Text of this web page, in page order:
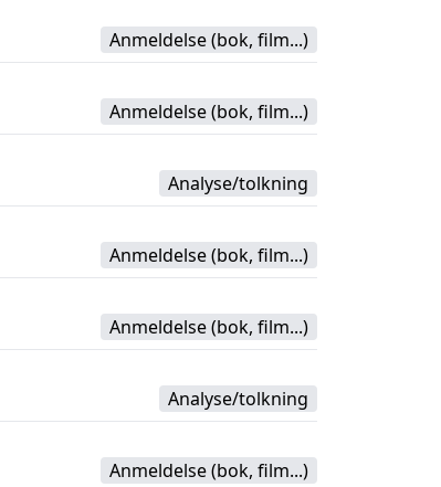
Anmeldelse (bok, film...)
Anmeldelse (bok, film...)
Analyse/tolkning
Anmeldelse (bok, film...)
Anmeldelse (bok, film...)
Analyse/tolkning
Anmeldelse (bok, film...)